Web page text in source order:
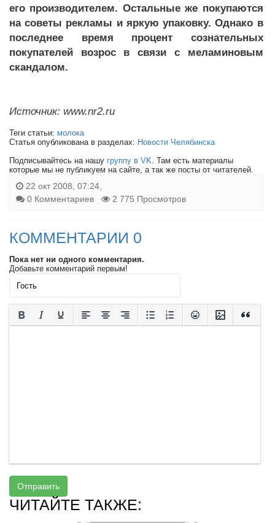
его производителем. Остальные же покупаются
на советы рекламы и яркую упаковку. Однако в
последнее время процент сознательных
покупателей возрос в связи с меламиновым
скандалом.
Источник: www.nr2.ru
Теги статьи: молока
Статья опубликована в разделах: Новости Челябинска
Подписывайтесь на нашу группу в VK. Там есть материалы
которые мы не публикуем на сайте, а так же посты от читателей.
22 окт 2008, 07:24,
0 Комментариев
2 775 Просмотров
КОММЕНТАРИИ 0
Пока нет ни одного комментария.
Добавьте комментарий первым!
Отправить
ЧИТАЙТЕ ТАКЖЕ: